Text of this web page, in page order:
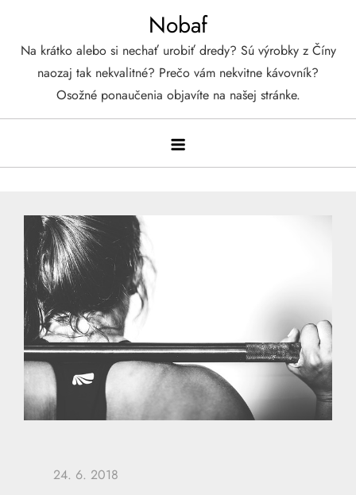
content
Nobaf
Na krátko alebo si nechať urobiť dredy? Sú výrobky z Číny
naozaj tak nekvalitné? Prečo vám nekvitne kávovník?
Osožné ponaučenia objavíte na našej stránke.